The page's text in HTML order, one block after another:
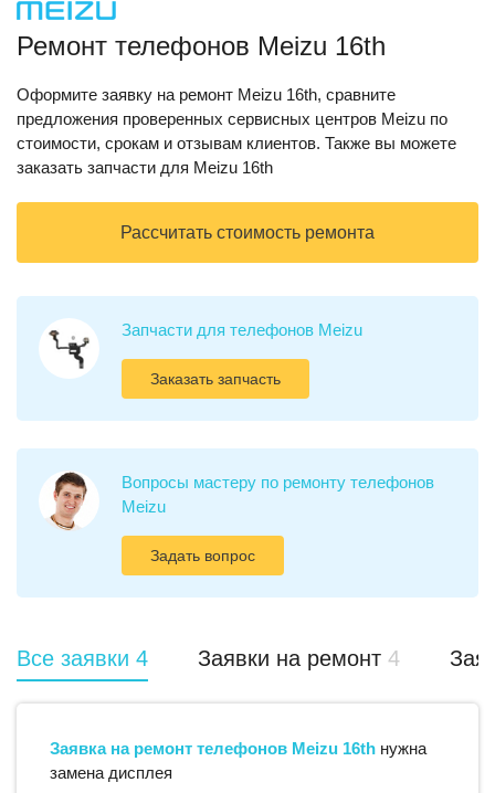
Ремонт телефонов Meizu 16th
Оформите заявку на ремонт Meizu 16th, сравните
предложения проверенных сервисных центров Meizu по
стоимости, срокам и отзывам клиентов. Также вы можете
заказать запчасти для Meizu 16th
Рассчитать стоимость ремонта
Запчасти для телефонов Meizu
Заказать запчасть
Вопросы мастеру по ремонту телефонов
Meizu
Задать вопрос
Все заявки 4 Заявки на ремонт 4
Заявка на ремонт телефонов Meizu 16th нужна
замена дисплея